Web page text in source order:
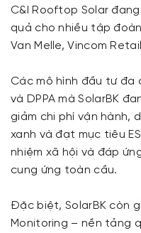
C&I Rooftop Solar
quả cho nhiều tập
Van Melle, Vincom
Các mô hình đầu tư đa
và DPPA mà SolarBK
giảm chi phí vận hành,
xanh và đạt mục tiêu
nhiệm xã hội và đáp
cung ứng toàn cầu.
Đặc biệt, SolarBK còn
Monitoring – nền tảng